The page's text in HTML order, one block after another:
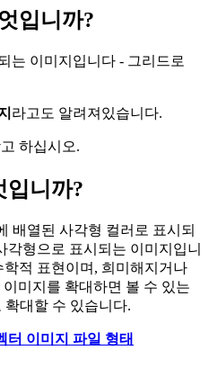
입니까?
는 이미지입니다 - 그리드로
라고도 알려져있습니다.
하십시오.
입니까?
배열된 사각형 컬러로 표시되
각형으로 표시되는 이미지입니
적 표현이며, 희미해지거나
미지를 확대하면 볼 수 있는
대할 수 있습니다.
터 이미지 파일 형태